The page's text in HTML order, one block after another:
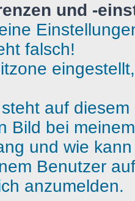
und -
falsch!
auf
Bild bei
und wie
Benutzer
anzumelden.